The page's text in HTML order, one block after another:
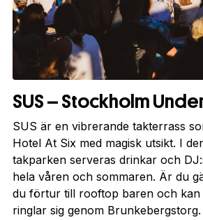
SUS – Stockholm
SUS är en vibrerande takterrass
Hotel At Six med magisk utsikt. I
takparken serveras drinkar och
hela våren och sommaren. Är du
du förtur till rooftop baren och
ringlar sig genom Brunkebergstorg.